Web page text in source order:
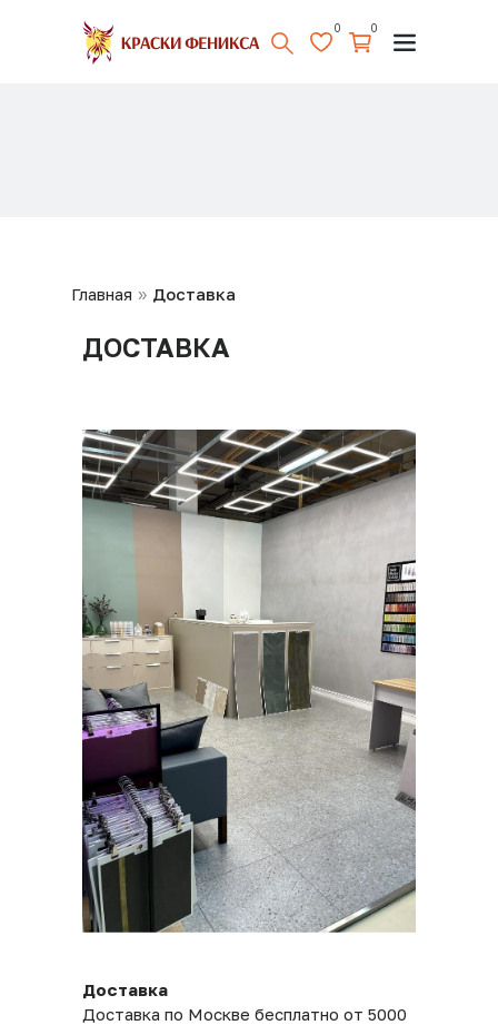
0
0
Главная » Доставка
ДОСТАВКА
Доставка
Доставка по Москве бесплатно от 5000